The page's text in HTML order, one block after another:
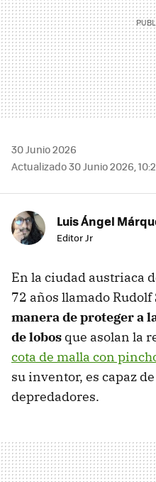
30 Junio 2026
Actualizado 30 Junio 2026,
Luis Ángel
Editor Jr
En la ciudad austriaca
72 años llamado
manera de proteger a
de lobos que asolan la
cota de malla con
su inventor, es capaz
depredadores.